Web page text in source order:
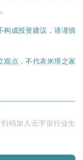
构成投资建议，请谨慎
观点，不代表米塔之家
码加入元宇宙行业生